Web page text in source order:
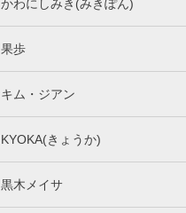
かわにしみき(みきぽん)
果歩
キム・ジアン
KYOKA(きょうか)
黒木メイサ